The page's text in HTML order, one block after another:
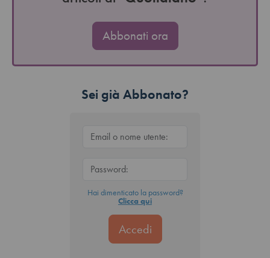
Abbonati ora
Sei già Abbonato?
Hai dimenticato la password?
Clicca qui